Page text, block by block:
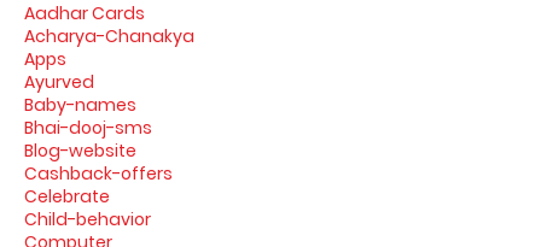
Aadhar Cards
Acharya-Chanakya
Apps
Ayurved
Baby-names
Bhai-dooj-sms
Blog-website
Cashback-offers
Celebrate
Child-behavior